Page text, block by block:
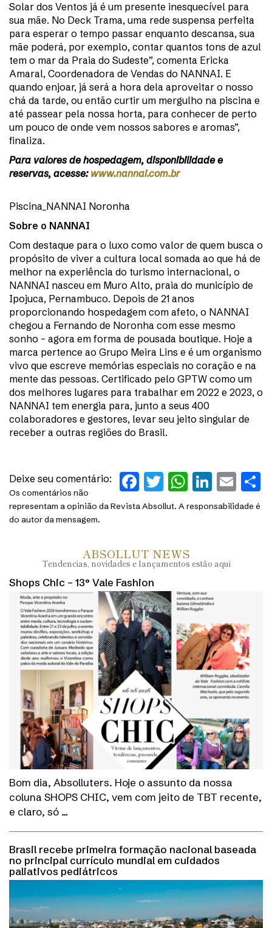
Solar dos Ventos já é um presente inesquecível para
sua mãe. No Deck Trama, uma rede suspensa perfeita
para esperar o tempo passar enquanto descansa, sua
mãe poderá, por exemplo, contar quantos tons de azul
tem o mar da Praia do Sudeste”, comenta Ericka
Amaral, Coordenadora de Vendas do NANNAI. E
quando enjoar, já será a hora dela aproveitar o nosso
chá da tarde, ou então curtir um mergulho na piscina e
até passear pela nossa horta, para conhecer de perto
um pouco de onde vem nossos sabores e aromas”,
finaliza.
Para valores de hospedagem, disponibilidade e
reservas, acesse: www.nannai.com.br
Piscina_NANNAI Noronha
Sobre o NANNAI
Com destaque para o luxo como valor de quem busca o
propósito de viver a cultura local somada ao que há de
melhor na experiência do turismo internacional, o
NANNAI nasceu em Muro Alto, praia do município de
Ipojuca, Pernambuco. Depois de 21 anos
proporcionando hospedagem com afeto, o NANNAI
chegou a Fernando de Noronha com esse mesmo
sonho – agora em forma de pousada boutique. Hoje a
marca pertence ao Grupo Meira Lins e é um organismo
vivo que escreve memórias especiais no coração e na
mente das pessoas. Certificado pelo GPTW como um
dos melhores lugares para trabalhar em 2022 e 2023, o
NANNAI tem energia para, junto a seus 400
colaboradores e gestores, levar seu jeito singular de
receber a outras regiões do Brasil.
Facebook
Twitter
Deixe seu comentário:
Os comentários não
representam a opinião da Revista Absollut. A responsabilidade é
do autor da mensagem.
ABSOLLUT NEWS
Tendencias, novidades e lançamentos estão aqui
Shops Chic – 13° Vale Fashion
Bom dia, Absolluters. Hoje o assunto da nossa
coluna SHOPS CHIC, vem com jeito de TBT recente,
e claro, só …
Brasil recebe primeira formação nacional baseada
no principal currículo mundial em cuidados
paliativos pediátricos